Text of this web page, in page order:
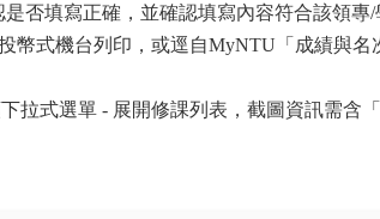
否填寫正確，並確認填寫內容符合該領專
幣式機台列印，或逕自MyNTU「成績與
拉式選單 - 展開修課列表，截圖資訊需含